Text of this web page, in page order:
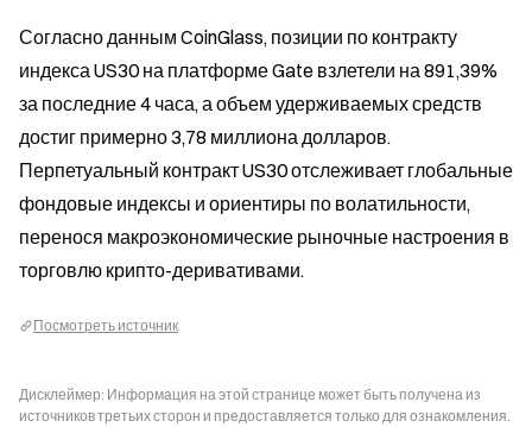
Согласно данным CoinGlass, позиции по контракту
индекса US30 на платформе Gate взлетели на 891,39%
за последние 4 часа, а объем удерживаемых средств
достиг примерно 3,78 миллиона долларов.
Перпетуальный контракт US30 отслеживает глобальные
фондовые индексы и ориентиры по волатильности,
перенося макроэкономические рыночные настроения в
торговлю крипто-деривативами.
Посмотреть источник
Дисклеймер: Информация на этой странице может быть получена из
источников третьих сторон и предоставляется только для ознакомления.